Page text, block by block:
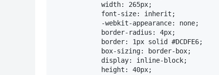
            width: 265px;
            font-size: inherit;
            -webkit-appearance: none;
            border-radius: 4px;
            border: 1px solid #DCDFE6;
            box-sizing: border-box;
            display: inline-block;
            height: 40px;